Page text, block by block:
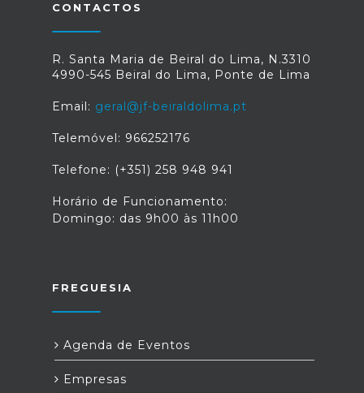
CONTACTOS
R. Santa Maria de Beiral do Lima, N.3310
4990-545 Beiral do Lima, Ponte de Lima
Email: geral@jf-beiraldolima.pt
Telemóvel: 966252176
Telefone: (+351) 258 948 941
Horário de Funcionamento:
Domingo: das 9h00 às 11h00
FREGUESIA
Agenda de Eventos
Empresas